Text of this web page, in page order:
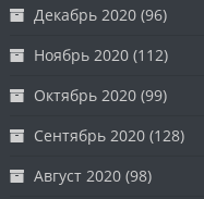
Декабрь 2020 (96)
Ноябрь 2020 (112)
Октябрь 2020 (99)
Сентябрь 2020 (128)
Август 2020 (98)